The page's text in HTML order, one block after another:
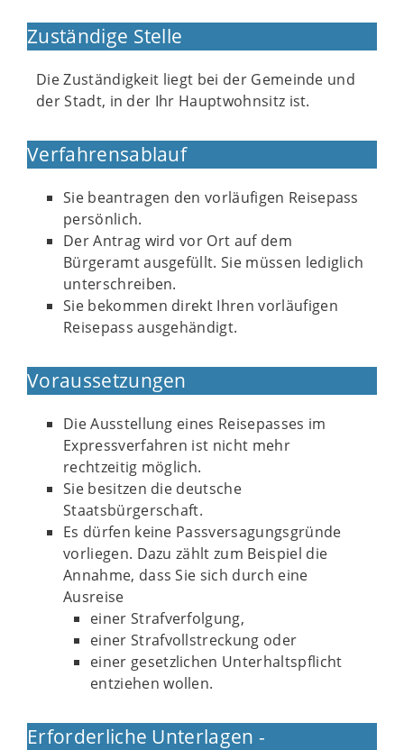
Zuständige Stelle
Die Zuständigkeit liegt bei der Gemeinde und
der Stadt, in der Ihr Hauptwohnsitz ist.
Verfahrensablauf
Sie beantragen den vorläufigen Reisepass
persönlich.
Der Antrag wird vor Ort auf dem
Bürgeramt ausgefüllt. Sie müssen lediglich
unterschreiben.
Sie bekommen direkt Ihren vorläufigen
Reisepass ausgehändigt.
Voraussetzungen
Die Ausstellung eines Reisepasses im
Expressverfahren ist nicht mehr
rechtzeitig möglich.
Sie besitzen die deutsche
Staatsbürgerschaft.
Es dürfen keine Passversagungsgründe
vorliegen. Dazu zählt zum Beispiel die
Annahme, dass Sie sich durch eine
Ausreise
einer Strafverfolgung,
einer Strafvollstreckung oder
einer gesetzlichen Unterhaltspflicht
entziehen wollen.
Erforderliche Unterlagen -